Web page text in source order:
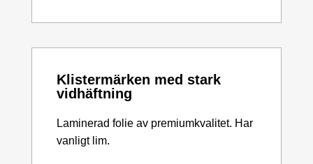
Klistermärken med stark
vidhäftning
Laminerad folie av premiumkvalitet. Har
vanligt lim.